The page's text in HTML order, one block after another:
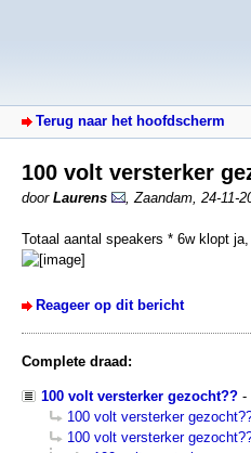
Terug naar het hoofdscherm
100 volt versterker
door Laurens Zaandam 24-11-
Totaal aantal speakers * 6w klopt
Reageer op dit bericht
Complete draad:
100 volt versterker gezocht?? -
100 volt versterker
100 volt versterker